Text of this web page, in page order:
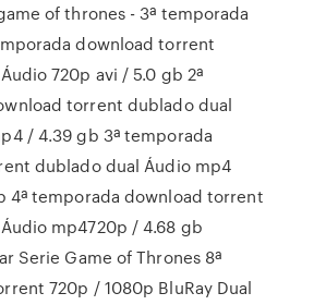
of thrones - 3ª temporada
download torrent
720p avi / 5.0 gb 2ª
torrent dublado dual
/ 4.39 gb 3ª temporada
dublado dual Áudio mp4
4ª temporada download torrent
mp4720p / 4.68 gb
Serie Game of Thrones 8ª
720p / 1080p BluRay Dual